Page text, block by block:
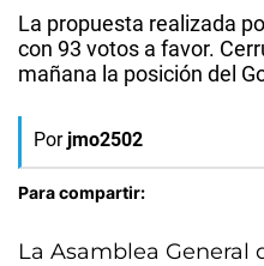
La propuesta realizada
con 93 votos a favor.
mañana la posición del
Por jmo2502
Para compartir:
La Asamblea General